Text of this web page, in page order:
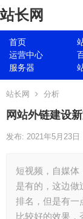
站长网
首页
运营中心
服务器
站长网 分析
网站外链建设
发布: 2021年5月23日
短视频，自媒体
是有的，这边做
排名，但是有一
比较好的效果